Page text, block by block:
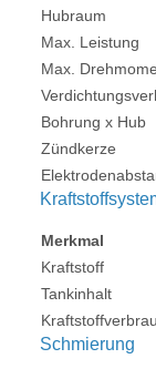
Hubraum
Max. Leistung
Max.
Bohrung x Hub
Zündkerze
Merkmal
Kraftstoff
Tankinhalt
Schmierung